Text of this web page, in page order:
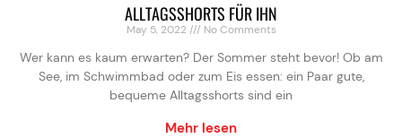
ALLTAGSSHORTS FÜR IHN
May 5, 2022 No Comments
Wer kann es kaum erwarten? Der Sommer steht bevor! Ob am
See, im Schwimmbad oder zum Eis essen: ein Paar gute,
bequeme Alltagsshorts sind ein
Mehr lesen